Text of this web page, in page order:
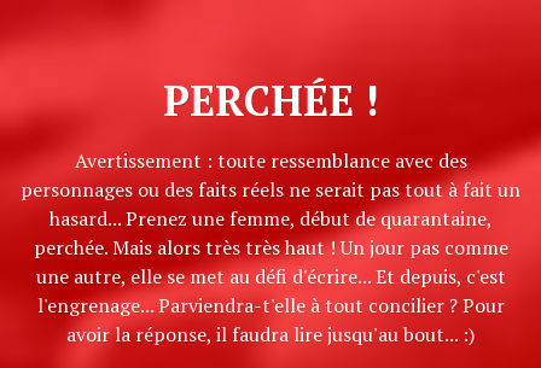
PERCHÉE !
Avertissement : toute ressemblance avec des
personnages ou des faits réels ne serait pas tout à fait un
hasard... Prenez une femme, début de quarantaine,
perchée. Mais alors très très haut ! Un jour pas comme
une autre, elle se met au défi d'écrire... Et depuis, c'est
l'engrenage... Parviendra-t'elle à tout concilier ? Pour
avoir la réponse, il faudra lire jusqu'au bout... :)